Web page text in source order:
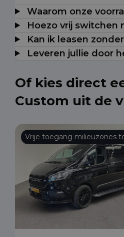
Waarom onze
Hoezo vrij switchen
Kan ik leasen
Leveren jullie door
Of kies direct
Custom uit de
Vrije toegang milieuzones